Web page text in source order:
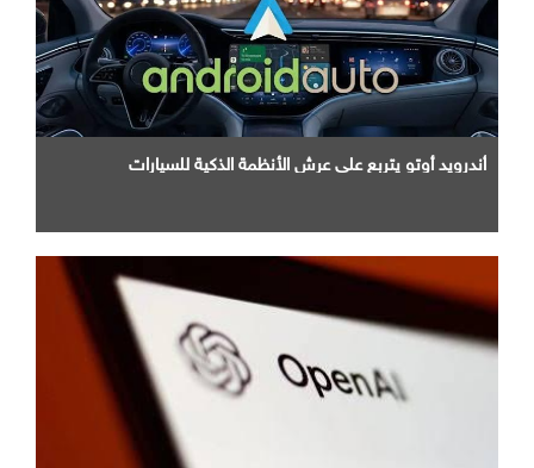
أندرويد أوتو يتربع علي عرش الأنظمة الذكية للسيارات